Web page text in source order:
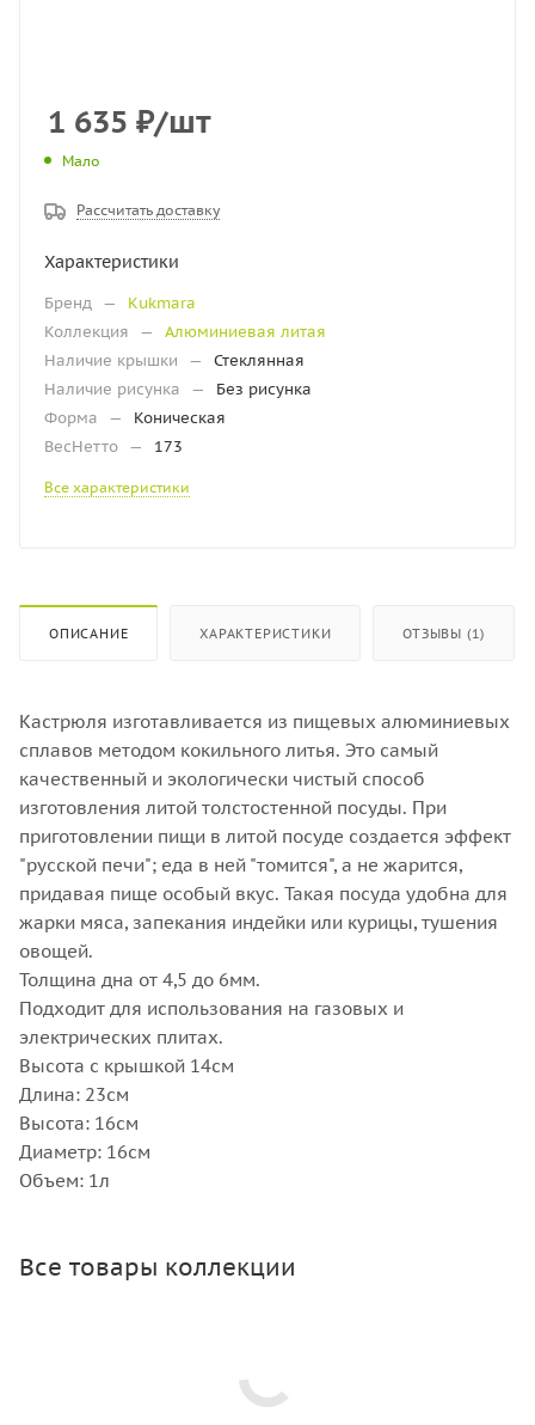
1 635 ₽/шт
Мало
Рассчитать доставку
Характеристики
Бренд —
Kukmara
Коллекция
—
Алюминиевая литая
Наличие крышки
—
Стеклянная
Наличие рисунка
—
Без рисунка
Форма
—
Коническая
ВесНетто — 173
Все характеристики
ОПИСАНИЕ ХАРАКТЕРИСТИКИ ОТЗЫВЫ (1)
Кастрюля изготавливается из пищевых алюминиевых
сплавов методом кокильного литья. Это самый
качественный и экологически чистый способ
изготовления литой толстостенной посуды. При
приготовлении пищи в литой посуде создается эффект
"русской печи"; еда в ней "томится", а не жарится,
придавая пище особый вкус. Такая посуда удобна для
жарки мяса, запекания индейки или курицы, тушения
овощей.
Толщина дна от 4,5 до 6мм.
Подходит для использования на газовых и
электрических плитах.
Высота с крышкой 14см
Длина: 23см
Высота: 16см
Диаметр: 16см
Объем: 1л
Все товары коллекции